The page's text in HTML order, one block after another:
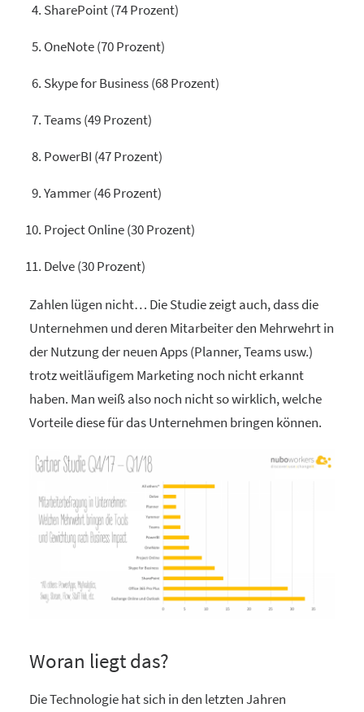
SharePoint (74 Prozent)
OneNote (70 Prozent)
Skype for Business (68 Prozent)
Teams (49 Prozent)
PowerBI (47 Prozent)
Yammer (46 Prozent)
Project Online (30 Prozent)
Delve (30 Prozent)
Zahlen lügen nicht… Die Studie zeigt auch, dass die
Unternehmen und deren Mitarbeiter den Mehrwehrt in
der Nutzung der neuen Apps (Planner, Teams usw.)
trotz weitläufigem Marketing noch nicht erkannt
haben. Man weiß also noch nicht so wirklich, welche
Vorteile diese für das Unternehmen bringen können.
Woran liegt das?
Die Technologie hat sich in den letzten Jahren